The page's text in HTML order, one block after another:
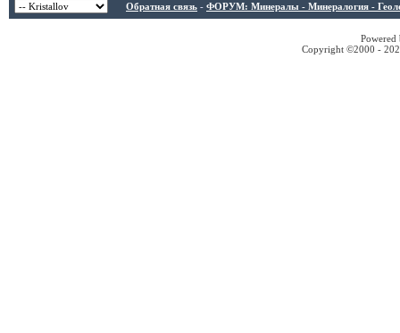
Обратная связь - ФОРУМ: Минералы - Минералогия -
Copyright ©2000 -